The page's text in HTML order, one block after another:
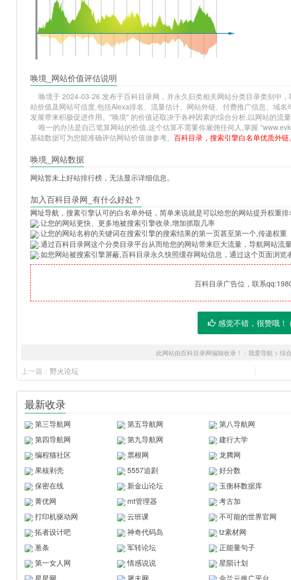
唤境_网站价值评估说明
唤境于 2024-03-26 发布于百科目录网，并永久归类相关网站分类目录类别中
站价值及网站可信度,包括Alexa排名、流量估计、网站外链、付费推广信息、域
发展带来积极促进作用。"唤境" 的价值还取决于各种因素的综合分析,以网站的流
唯一的办法是自己笔算网站的价值,这个估算不需要你雇佣任何人,掌握
基础数据可为您能准确评估网站价值做参考。百科目录，搜索引擎白名单优质外链。
唤境_网站数据
网站暂未上好站排行榜，无法显示详细信息。
加入百科目录网_有什么好处？
网址导航 ，搜素引擎认可的白名单外链，简单来说就是可以给您的网站提升权重
.让您的网站更快、更多地被搜索引擎收录,增加抓取几率
.让您的网站名称的关键词在搜索引擎的搜索结果的第一页甚至第一个,传递权重
.通过百科目录网这个分类目录平台从而给您的网站带来巨大流量，导航网站流
.如您网站被搜索引擎屏蔽,百科目录永久快照缓存网站信息，通过这个页面浏览
百科目录广告位，联系
感觉不错，很赞哦！
此网站由百科目录网编辑收录！： 我爱导航 > 综
上一篇： 野火论坛
最新收录
第三导航网 第五导航网 第八导航网
第四导航网
第九导航网 建行大学
编程猫社区
票根网 龙腾网
果核剥壳
5557追剧 好分数
保密在线
新金山论坛 玉衡杯数据库
菁优网
mt管理器 考古加
打印机驱动网
云班课 不可能的世界官网
拓者设计吧
神奇代码岛 tz素材网
葱条
军转论坛 正能量句子
第一女人网
情感说说 星陨计划